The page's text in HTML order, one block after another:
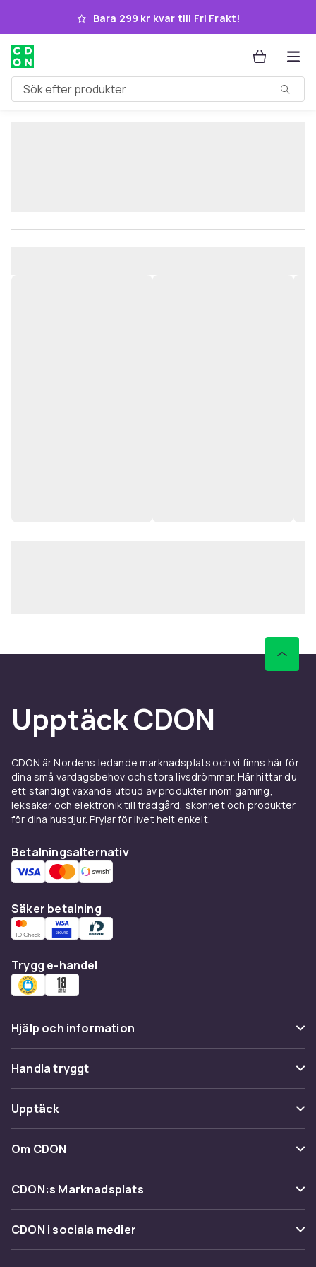
Hoppa till huvudinnehållet
Bara 299 kr kvar till Fri Frakt!
Sök efter produkter
Upptäck CDON
CDON är Nordens ledande marknadsplats och vi finns här för
dina små vardagsbehov och stora livsdrömmar. Här hittar du
ett ständigt växande utbud av produkter inom gaming,
leksaker och elektronik till trädgård, skönhet och produkter
för dina husdjur. Prylar för livet helt enkelt.
Betalningsalternativ
Säker betalning
Trygg e-handel
Hjälp och information
Vanliga frågor
Spåra paket
Ångra & Returnera här
Kundservice
Handla tryggt
Betalning
Leverans
Återkallelser
Upptäck
Kategorier
Varumärken
Shopit.se
Om CDON
Om oss
Kundrecensioner
CDON:s Marknadsplats
Sälj på CDON
Bli affiliate
CDON i sociala medier